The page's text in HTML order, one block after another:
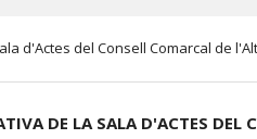
d'Actes del Consell Comarcal de
DE LA SALA D'ACTES DEL